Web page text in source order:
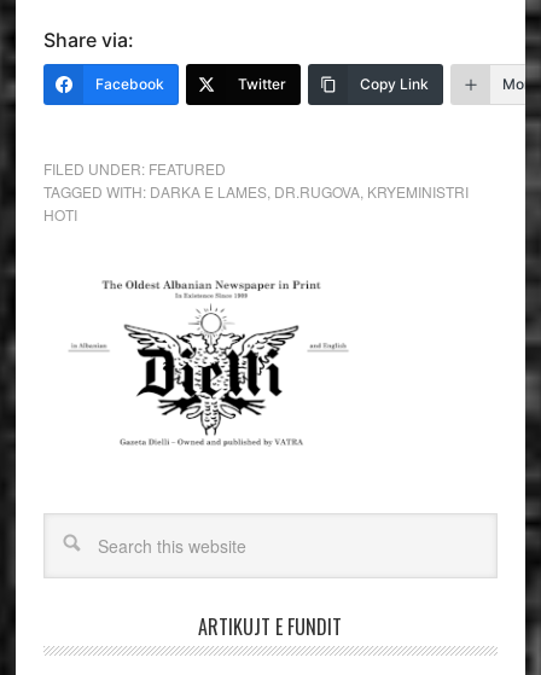
Share via:
Facebook Twitter Copy Link More
FILED UNDER: FEATURED
TAGGED WITH: DARKA E LAMES, DR.RUGOVA, KRYEMINISTRI
HOTI
ARTIKUJT E FUNDIT